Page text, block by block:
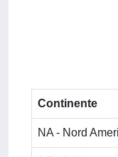
Continente
NA - Nord